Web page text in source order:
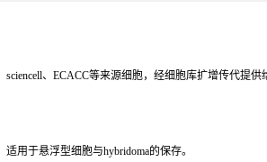
、ECACC等来源细胞，经细胞库扩增传代提供
用于悬浮型细胞与hybridoma的保存。